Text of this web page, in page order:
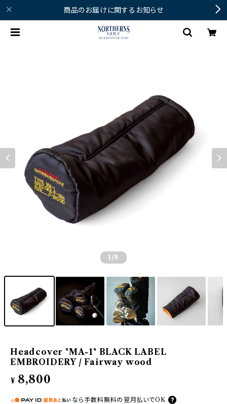
商品のお届けに関するお知らせ
1 /8
Headcover "MA-1" BLACK LABEL
EMBROIDERY / Fairway wood
¥ 8,800
なら 手数料無料の 翌月払いでOK